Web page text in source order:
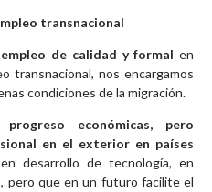
transnacional
de calidad y formal en
transnacional, nos encargamos
condiciones de la migración.
económicas, pero
en el exterior en países
en desarrollo de tecnología, en
pero que en un futuro facilite el